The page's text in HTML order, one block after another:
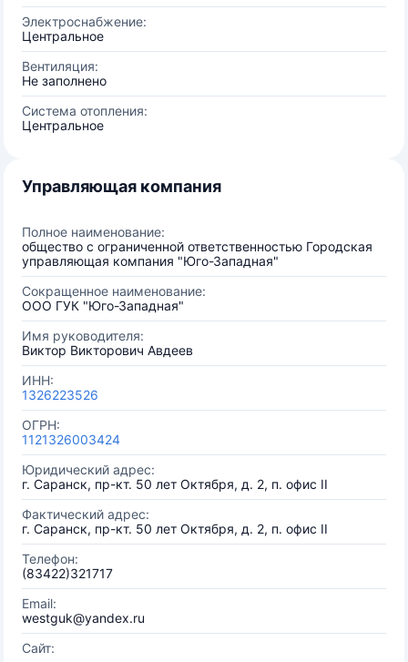
Электроснабжение:
Центральное
Вентиляция:
Не заполнено
Система отопления:
Центральное
Управляющая компания
Полное наименование:
общество с ограниченной ответственностью Городская
управляющая компания "Юго-Западная"
Сокращенное наименование:
ООО ГУК "Юго-Западная"
Имя руководителя:
Виктор Викторович Авдеев
ИНН:
1326223526
ОГРН:
1121326003424
Юридический адрес:
г. Саранск, пр-кт. 50 лет Октября, д. 2, п. офис II
Фактический адрес:
г. Саранск, пр-кт. 50 лет Октября, д. 2, п. офис II
Телефон:
(83422)321717
Email:
westguk@yandex.ru
Сайт: